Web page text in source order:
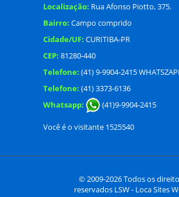
Localização: Rua Afonso Piotto, 375.
Bairro: Campo comprido
Cidade/UF: CURITIBA-PR
CEP: 81280-440
Telefone: (41) 9-9904-2415
Telefone: (41) 3373-6136
Whatsapp:
(41)9-9904-2415
Você é o visitante 1525540
© 2009-2026 Todos os
reservados LSW - Loca Sites